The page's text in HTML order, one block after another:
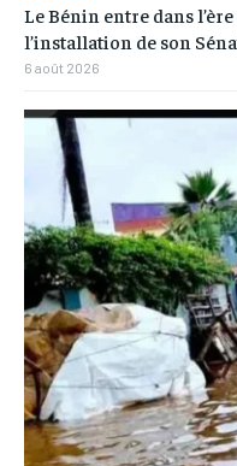
Le Bénin entre dans
l’installation de son
6 août 2026